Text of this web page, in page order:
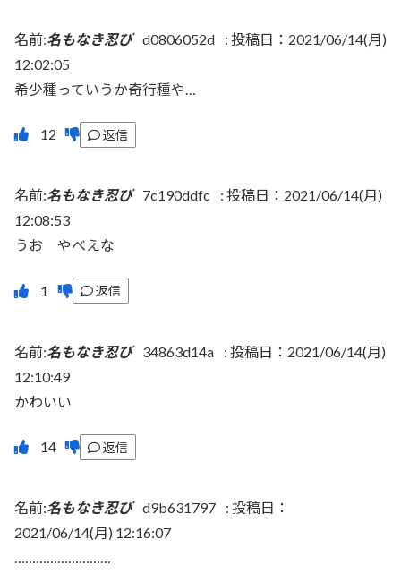
名前:名もなき忍び d0806052d : 投稿日：2021/06/14(月)
12:02:05
希少種っていうか奇行種や…
返信
名前:名もなき忍び 7c190ddfc : 投稿日：2021/06/14(月)
12:08:53
うお やべえな
返信
名前:名もなき忍び 34863d14a : 投稿日：2021/06/14(月)
12:10:49
かわいい
返信
名前:名もなき忍び d9b631797 : 投稿日：
2021/06/14(月) 12:16:07
………………………